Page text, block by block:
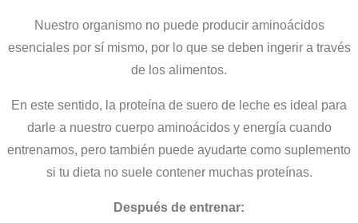
Nuestro organismo no puede producir aminoácidos
esenciales por sí mismo, por lo que se deben ingerir a través
de los alimentos.
En este sentido, la proteína de suero de leche es ideal para
darle a nuestro cuerpo aminoácidos y energía cuando
entrenamos, pero también puede ayudarte como suplemento
si tu dieta no suele contener muchas proteínas.
Después de entrenar: